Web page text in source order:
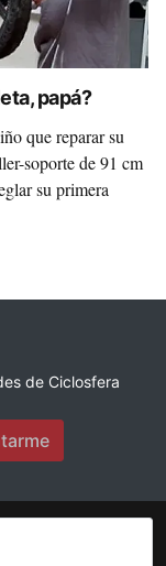
papá?
que reparar su
soporte de 91 cm
su primera
de Ciclosfera